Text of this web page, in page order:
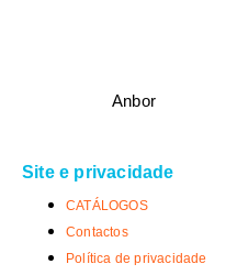
Anbor
Site e privacidade
CATÁLOGOS
Contactos
Política de privacidade